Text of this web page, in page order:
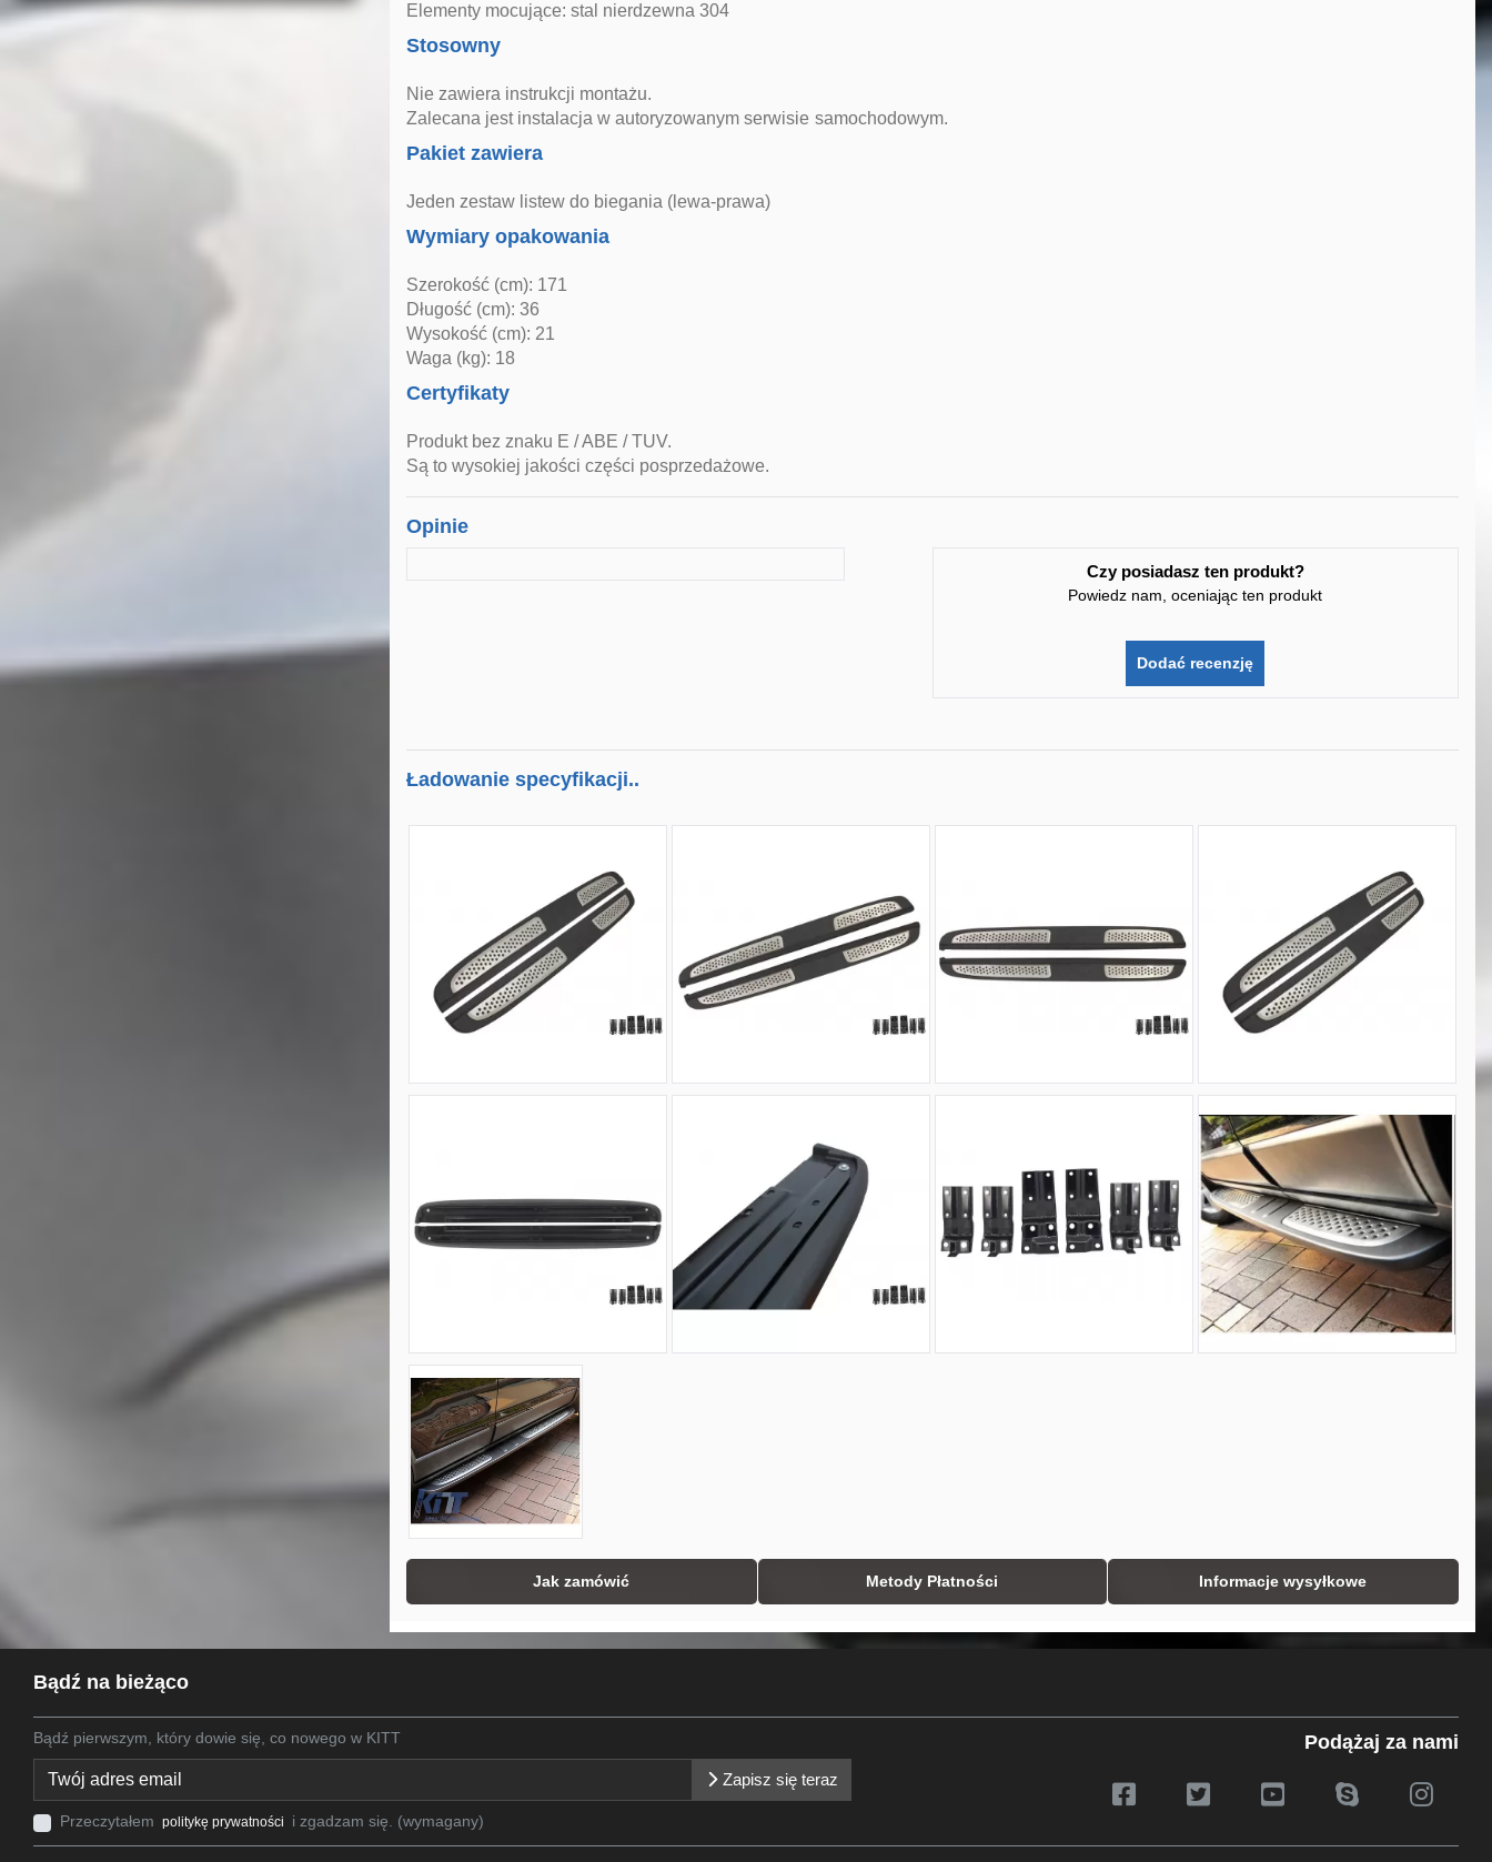
Elementy mocujące: stal nierdzewna 304
Stosowny
Nie zawiera instrukcji montażu.
Zalecana jest instalacja w autoryzowanym serwisie samochodowym.
Pakiet zawiera
Jeden zestaw listew do biegania (lewa-prawa)
Wymiary opakowania
Szerokość (cm): 171
Długość (cm): 36
Wysokość (cm): 21
Waga (kg): 18
Certyfikaty
Produkt bez znaku E / ABE / TUV.
Są to wysokiej jakości części posprzedażowe.
Opinie
Czy posiadasz ten produkt?
Powiedz nam, oceniając ten produkt
Dodać recenzję
Ładowanie specyfikacji..
Jak zamówić Metody Płatności Informacje wysyłkowe
Bądź na bieżąco
Bądź pierwszym, który dowie się, co nowego w KITT
Zapisz się teraz
Przeczytałem politykę prywatności i zgadzam się. (wymagany)
Podążaj za nami